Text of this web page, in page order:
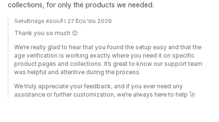
collections, for only the products we needed.
SetuBridge ตอบแล้ว 27 มิถุนายน 2026
Thank you so much 😊
We’re really glad to hear that you found the setup easy and that the
age verification is working exactly where you need it on specific
product pages and collections. It’s great to know our support team
was helpful and attentive during the process.
We truly appreciate your feedback, and if you ever need any
assistance or further customization, we’re always here to help 🚀